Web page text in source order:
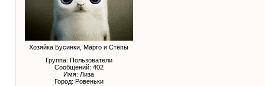
Хозяйка Бусинки, Марго и Стёпы
Группа: Пользователи
Сообщений: 402
Имя: Лиза
Город: Ровеньки